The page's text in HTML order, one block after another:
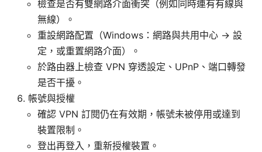
檢查是否有雙網路介面衝突（例如同時連有有線與
無線）。
重設網路配置（Windows：網路與共用中心 → 設
定，或重置網路介面）。
於路由器上檢查 VPN 穿透設定、UPnP、端口轉發
是否干擾。
帳號與授權
確認 VPN 訂閱仍在有效期，帳號未被停用或達到
裝置限制。
登出再登入，重新授權裝置。